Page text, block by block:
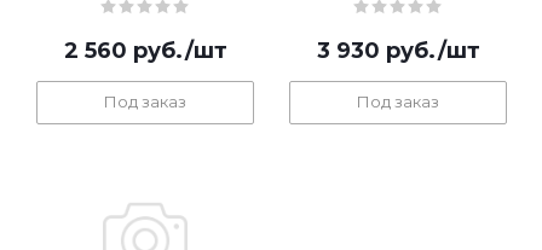
2 560 руб./шт
Под заказ
3 930 руб./шт
Под заказ